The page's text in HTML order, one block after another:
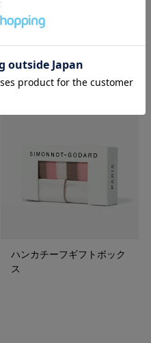
CARLO RIVA ポケットチ
ハンカチーフギフトボック
ス